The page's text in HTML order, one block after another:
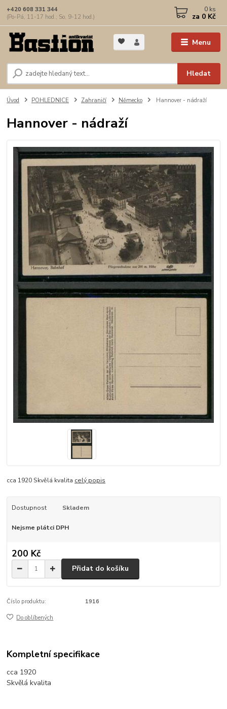
Menu
Hledat
+420 608 331 344
(Po-Pá, 11-17 hod.; So, 9-12 hod.)
0 ks
za 0 Kč
Úvod POHLEDNICE Zahraničí Německo Hannover - nádraží
Hannover - nádraží
cca 1920 Skvělá kvalita celý popis
Dostupnost Skladem
Nejsme plátci DPH
200 Kč
Přidat do košíku
Číslo produktu: 1916
Do oblíbených
Kompletní specifikace
cca 1920
Skvělá kvalita